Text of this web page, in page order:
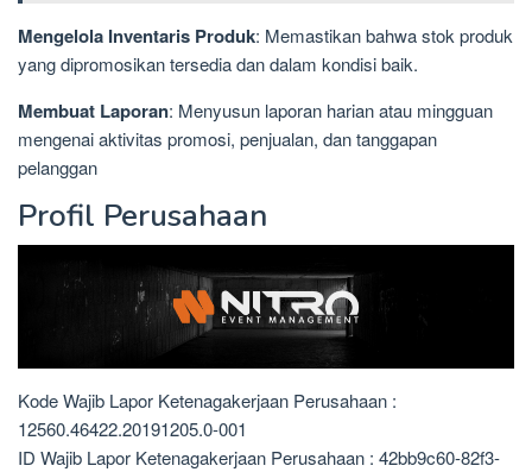
Mengelola Inventaris Produk: Memastikan bahwa stok produk
yang dipromosikan tersedia dan dalam kondisi baik.
Membuat Laporan: Menyusun laporan harian atau mingguan
mengenai aktivitas promosi, penjualan, dan tanggapan
pelanggan
Profil Perusahaan
Kode Wajib Lapor Ketenagakerjaan Perusahaan :
12560.46422.20191205.0-001
ID Wajib Lapor Ketenagakerjaan Perusahaan : 42bb9c60-82f3-